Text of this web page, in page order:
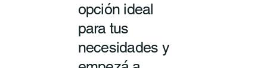
opción ideal
para tus
necesidades y